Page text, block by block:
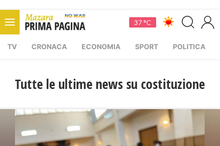
37 °C
TV CRONACA ECONOMIA SPORT POLITICA
Tutte le ultime news su costituzione